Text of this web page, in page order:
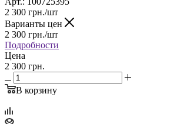
2 300 грн./шт
Варианты цен
2 300 грн./шт
Подробности
Цена
2 300 грн.
В корзину